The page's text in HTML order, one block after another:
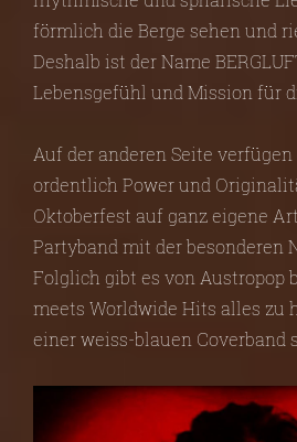
förmlich die Berge sehen und
Deshalb ist der Name
Lebensgefühl und Mission für
Auf der anderen Seite
ordentlich Power und
Oktoberfest auf ganz eigene
Partyband mit der besonderen
Folglich gibt es von Austropop
meets Worldwide Hits alles zu
einer weiss-blauen Coverband